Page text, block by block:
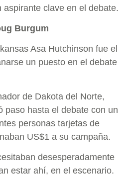
clave en el debate.
Burgum
Asa Hutchinson fue el
un puesto en el debate
de Dakota del Norte,
paso hasta el debate con un
personas tarjetas de
US$1 a su campaña.
desesperadamente
estar ahí, en el escenario.